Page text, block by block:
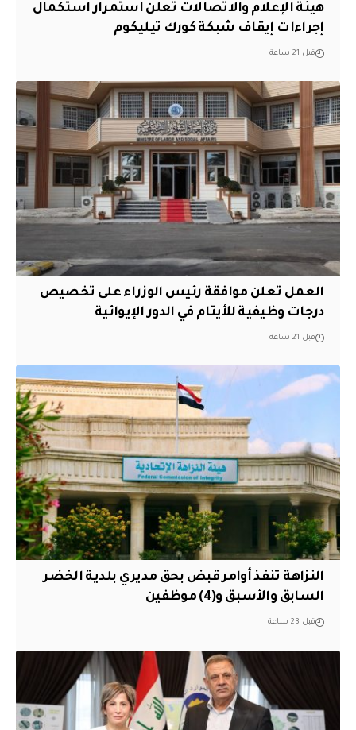
هيئة الإعلام والاتصالات تعلن استمرار استكمال
إجراءات إيقاف شبكة كورك تيليكوم
قبل 21 ساعة
العمل تعلن موافقة رئيس الوزراء على تخصيص
درجات وظيفية للأيتام في الدور الإيوائية
قبل 21 ساعة
النزاهة تنفذ أوامر قبض بحق مديري بلدية الخضر
السابق والأسبق و(4) موظفين
قبل 23 ساعة